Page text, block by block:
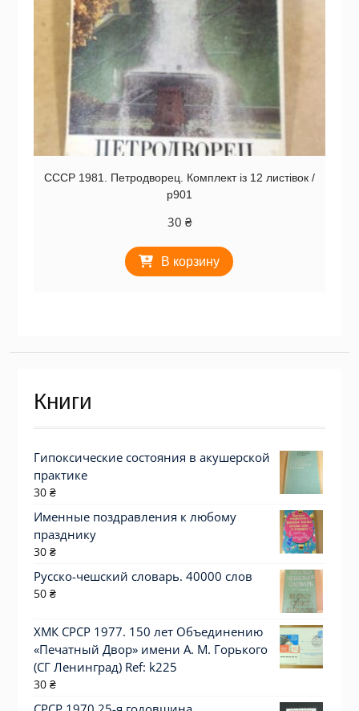
СССР 1981. Петродворец. Комплект із 12 листівок /
р901
30 ₴
В корзину
Книги
Гипоксические состояния в акушерской
практике
30 ₴
Именные поздравления к любому
празднику
30 ₴
Русско-чешский словарь. 40000 слов
50 ₴
ХМК СРСР 1977. 150 лет Объединению
«Печатный Двор» имени А. М. Горького
(СГ Ленинград) Ref: k225
30 ₴